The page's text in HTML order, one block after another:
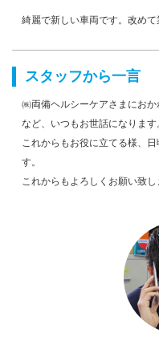
綺麗で新しい車両です。改めて
スタッフから一言
㈱両備ヘルシーケアさまにお
など、いつもお世話になります
これからもお役に立てる様、
す。
これからもよろしくお願い致し